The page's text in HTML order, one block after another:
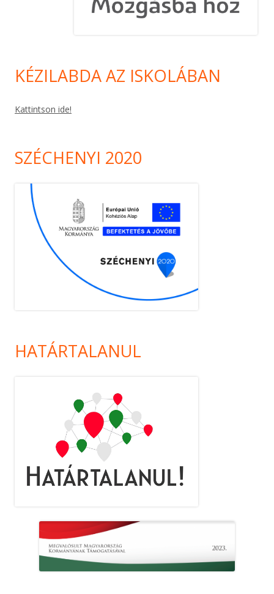
KÉZILABDA AZ ISKOLÁBAN
Kattintson ide!
SZÉCHENYI 2020
HATÁRTALANUL